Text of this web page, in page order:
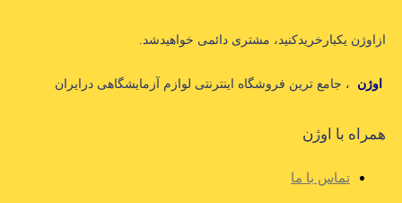
ازاوژن یکبارخریدکنید، مشتری دائمی خواهیدشد.
اوژن ، جامع ترین فروشگاه اینترنتی لوازم آزمایشگاهی درایران
همراه با اوژن
تماس با ما